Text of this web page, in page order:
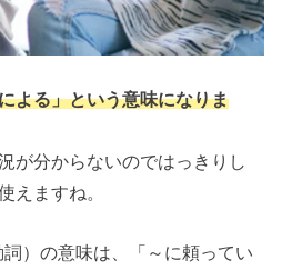
よる」という意味になりま
が分からないのではっきりし
えますね。
）の意味は、「～に頼ってい